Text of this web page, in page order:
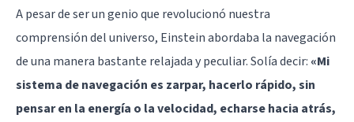
A pesar de ser un genio que revolucionó nuestra
comprensión del universo, Einstein abordaba la navegación
de una manera bastante relajada y peculiar. Solía decir: «Mi
sistema de navegación es zarpar, hacerlo rápido, sin
pensar en la energía o la velocidad, echarse hacia atrás,